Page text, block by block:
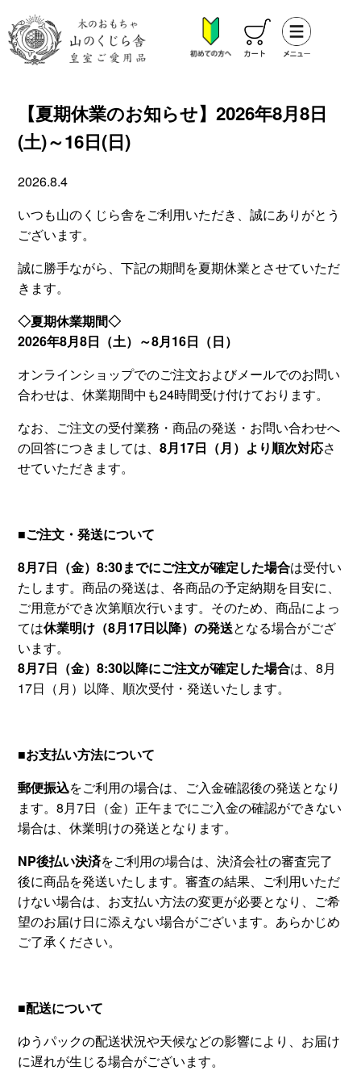
【夏期休業のお知らせ】2026年8月8日
(土)～16日(日)
2026.8.4
いつも山のくじら舎をご利用いただき、誠にありがとう
ございます。
誠に勝手ながら、下記の期間を夏期休業とさせていただ
きます。
◇夏期休業期間◇
2026年8月8日（土）～8月16日（日）
オンラインショップでのご注文およびメールでのお問い
合わせは、休業期間中も24時間受け付けております。
なお、ご注文の受付業務・商品の発送・お問い合わせへ
の回答につきましては、8月17日（月）より順次対応さ
せていただきます。
■ご注文・発送について
8月7日（金）8:30までにご注文が確定した場合は受付い
たします。商品の発送は、各商品の予定納期を目安に、
ご用意ができ次第順次行います。そのため、商品によっ
ては休業明け（8月17日以降）の発送となる場合がござ
います。
8月7日（金）8:30以降にご注文が確定した場合は、8月
17日（月）以降、順次受付・発送いたします。
■お支払い方法について
郵便振込をご利用の場合は、ご入金確認後の発送となり
ます。8月7日（金）正午までにご入金の確認ができない
場合は、休業明けの発送となります。
NP後払い決済をご利用の場合は、決済会社の審査完了
後に商品を発送いたします。審査の結果、ご利用いただ
けない場合は、お支払い方法の変更が必要となり、ご希
望のお届け日に添えない場合がございます。あらかじめ
ご了承ください。
■配送について
ゆうパックの配送状況や天候などの影響により、お届け
に遅れが生じる場合がございます。